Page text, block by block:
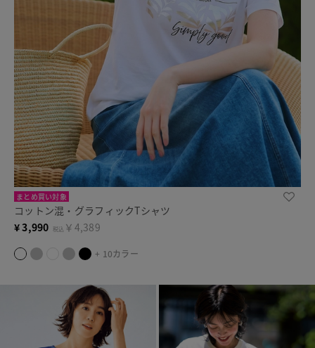
まとめ買い対象
コットン混・グラフィックTシャツ
¥3,990 税込 ￥4,389
+ 10カラー